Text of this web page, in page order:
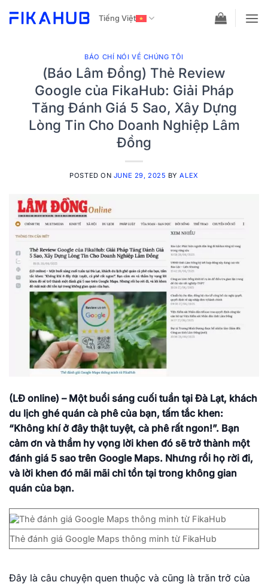
Tiếng Việt
BÁO CHÍ NÓI VỀ CHÚNG TÔI
(Báo Lâm Đồng) Thẻ Review
Google của FikaHub: Giải Pháp
Tăng Đánh Giá 5 Sao, Xây Dựng
Lòng Tin Cho Doanh Nghiệp Lâm
Đồng
POSTED ON JUNE 29, 2025 BYALEX
(LĐ online) – Một buổi sáng cuối tuần tại Đà Lạt, khách
du lịch ghé quán cà phê của bạn, tấm tắc khen:
“Không khí ở đây thật tuyệt, cà phê rất ngon!”. Bạn
cảm ơn và thầm hy vọng lời khen đó sẽ trở thành một
đánh giá 5 sao trên Google Maps. Nhưng rồi họ rời đi,
và lời khen đó mãi mãi chỉ tồn tại trong không gian
quán của bạn.
Thẻ đánh giá Google Maps thông minh từ FikaHub
Đây là câu chuyện quen thuộc và cũng là trăn trở của